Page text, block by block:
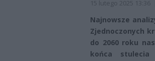
15 lutego 2025 13:36
Najnowsze
Zjednoczonych
do 2060 roku
końca